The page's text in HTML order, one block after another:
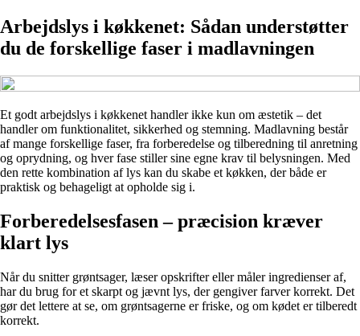
Arbejdslys i køkkenet: Sådan understøtter
du de forskellige faser i madlavningen
Et godt arbejdslys i køkkenet handler ikke kun om æstetik – det
handler om funktionalitet, sikkerhed og stemning. Madlavning består
af mange forskellige faser, fra forberedelse og tilberedning til anretning
og oprydning, og hver fase stiller sine egne krav til belysningen. Med
den rette kombination af lys kan du skabe et køkken, der både er
praktisk og behageligt at opholde sig i.
Forberedelsesfasen – præcision kræver
klart lys
Når du snitter grøntsager, læser opskrifter eller måler ingredienser af,
har du brug for et skarpt og jævnt lys, der gengiver farver korrekt. Det
gør det lettere at se, om grøntsagerne er friske, og om kødet er tilberedt
korrekt.